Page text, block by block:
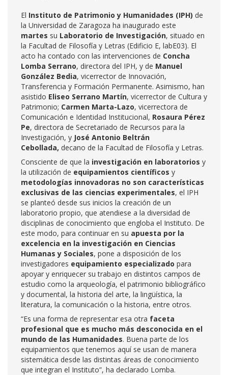
El Instituto de Patrimonio y Humanidades (IPH) de
la Universidad de Zaragoza ha inaugurado este
martes su Laboratorio de Investigación, situado en
la Facultad de Filosofía y Letras (Edificio E, labE03). El
acto ha contado con las intervenciones de Concha
Lomba Serrano, directora del IPH, y de Manuel
González Bedia, vicerrector de Innovación,
Transferencia y Formación Permanente. Asimismo, han
asistido Eliseo Serrano Martín, vicerrector de Cultura y
Patrimonio; Carmen Marta-Lazo, vicerrectora de
Comunicación e Identidad Institucional, Rosaura Pérez
Pe, directora de Secretariado de Recursos para la
Investigación, y José Antonio Beltrán
Cebollada, decano de la Facultad de Filosofía y Letras.
Consciente de que la investigación en laboratorios y
la utilización de equipamientos científicos y
metodologías innovadoras no son características
exclusivas de las ciencias experimentales, el IPH
se planteó desde sus inicios la creación de un
laboratorio propio, que atendiese a la diversidad de
disciplinas de conocimiento que engloba el Instituto. De
este modo, para continuar en su apuesta por la
excelencia en la investigación en Ciencias
Humanas y Sociales, pone a disposición de los
investigadores equipamiento especializado para
apoyar y enriquecer su trabajo en distintos campos de
estudio como la arqueología, el patrimonio bibliográfico
y documental, la historia del arte, la lingüística, la
literatura, la comunicación o la historia, entre otros.
“Es una forma de representar esa otra faceta
profesional que es mucho más desconocida en el
mundo de las Humanidades. Buena parte de los
equipamientos que tenemos aquí se usan de manera
sistemática desde las distintas áreas de conocimiento
que integran el Instituto”, ha declarado Lomba.